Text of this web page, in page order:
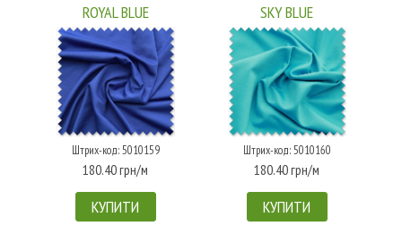
ROYAL BLUE
Штрих-код: 5010159
180.40 грн/м
КУПИТИ
SKY BLUE
Штрих-код: 5010160
180.40 грн/м
КУПИТИ